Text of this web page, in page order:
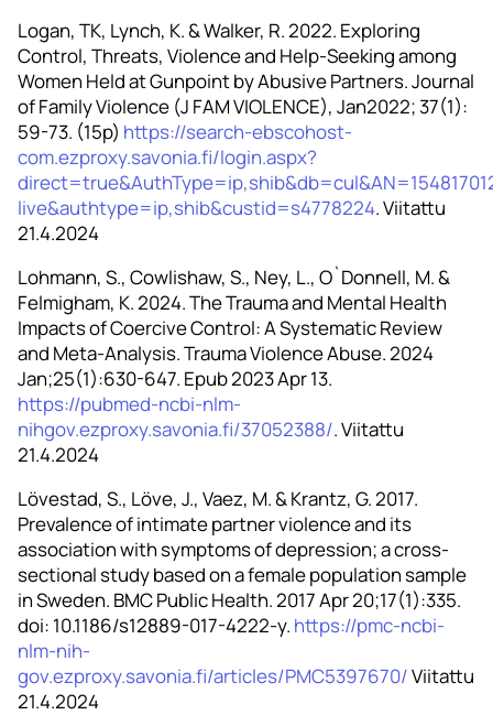
Logan, TK, Lynch, K. & Walker, R. 2022. Exploring
Control, Threats, Violence and Help-Seeking among
Women Held at Gunpoint by Abusive Partners. Journal
of Family Violence (J FAM VIOLENCE), Jan2022; 37(1):
59-73. (15p) https://search-ebscohost-
com.ezproxy.savonia.fi/login.aspx?
live&authtype=ip,shib&custid=s4778224. Viitattu
21.4.2024
Lohmann, S., Cowlishaw, S., Ney, L., O`Donnell, M. &
Felmigham, K. 2024. The Trauma and Mental Health
Impacts of Coercive Control: A Systematic Review
and Meta-Analysis. Trauma Violence Abuse. 2024
Jan;25(1):630-647. Epub 2023 Apr 13.
https://pubmed-ncbi-nlm-
nihgov.ezproxy.savonia.fi/37052388/. Viitattu
21.4.2024
Lövestad, S., Löve, J., Vaez, M. & Krantz, G. 2017.
Prevalence of intimate partner violence and its
association with symptoms of depression; a cross-
sectional study based on a female population sample
in Sweden. BMC Public Health. 2017 Apr 20;17(1):335.
doi: 10.1186/s12889-017-4222-y. https://pmc-ncbi-
nlm-nih-
gov.ezproxy.savonia.fi/articles/PMC5397670/Viitattu
21.4.2024